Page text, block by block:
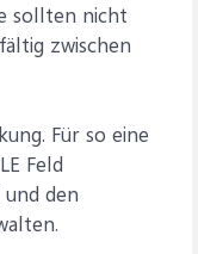
sollten nicht
zwischen
Für so eine
Feld
den